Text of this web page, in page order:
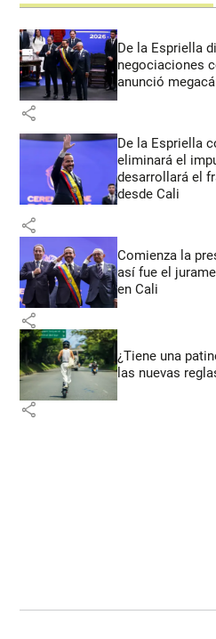
De la Espriella
negociaciones
anunció
share
De la Espriella
eliminará el
desarrollará el
desde Cali
share
Comienza la
así fue el
en Cali
share
¿Tiene una
las nuevas
share